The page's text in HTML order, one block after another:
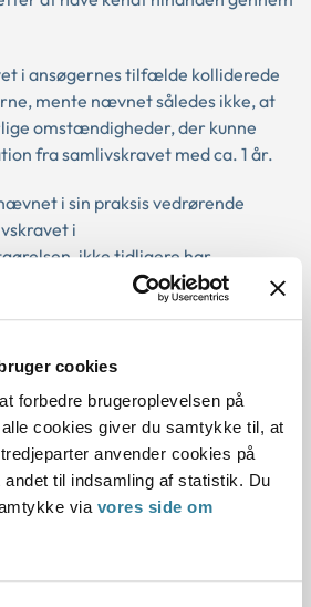
cookies
forbedre brugeroplevelsen på
cookies giver du samtykke til, at
anvender cookies på
andet til indsamling af statistik. Du
via vores side om
i ansøgernes tilfælde kolliderede
mente nævnet således ikke, at
omstændigheder, der kunne
fra samlivskravet med ca. 1 år.
i sin praksis vedrørende
i
ikke tidligere har
samlivet har varet i mindre end
Efter en konkret vurdering
de kunne meddeles yderligere
vedrører helbred, livsstil og
heller ikke efter nævnets vurdering
herfor er, at
at sikre, at ansøgerne lever i et
samrådet i, at der kunne være